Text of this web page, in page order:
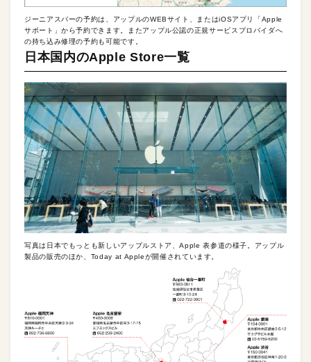
ジーニアスバーの予約は、アップルのWEBサイト、またはiOSアプリ「Apple
サポート」から予約できます。またアップル公認の正規サービスプロバイダへ
の持ち込み修理の予約も可能です。
日本国内のApple Store一覧
写真は日本でもっとも新しいアップルストア、Apple 表参道の様子。アップル
製品の販売のほか、Today at Appleが開催されています。